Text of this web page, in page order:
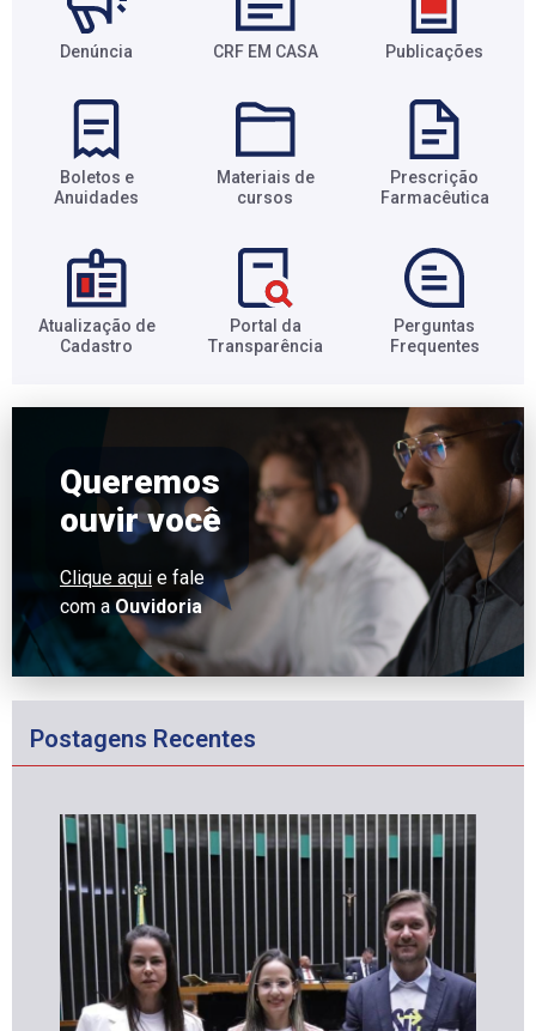
Denúncia CRF EM CASA Publicações
Boletos e
Anuidades​
Materiais de
cursos​
Prescrição
Farmacêutica​
Atualização de
Cadastro​
Portal da
Transparência​
Perguntas
Frequentes​
Queremos
ouvir você
Clique aqui e fale
com aOuvidoria
Postagens Recentes